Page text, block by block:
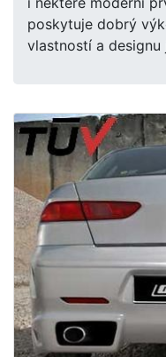
poskytuje dobrý
vlastností a designu